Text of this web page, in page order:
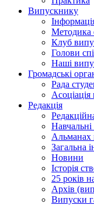
Випускнику
Методика
Клуб
Голови
Наші
Громадські
Рада
Редакція
Навчальні
Альманах
Загальна
Новини
Історія
25 років
Архів
Випуски